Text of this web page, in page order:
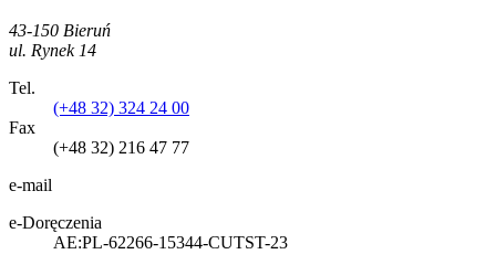
43-150 Bieruń
ul. Rynek 14
Tel.
(+48 32) 324 24 00
Fax
(+48 32) 216 47 77
e-mail
e-Doręczenia
AE:PL-62266-15344-CUTST-23